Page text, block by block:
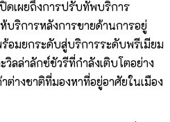
ดเผยถึงการปรับทัพบริการ
บริการหลังการขายด้านการอยู่
อมยกระดับสู่บริการระดับพรีเมียม
ลล่าลักซ์ชัวรีที่กำลังเติบโตอย่าง
ต่างชาติที่มองหาที่อยู่อาศัยในเมือง